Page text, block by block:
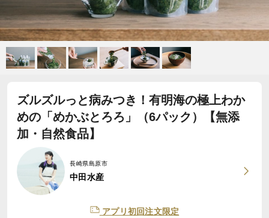
ズルズルっと病みつき！有明海の極上わか
めの「めかぶとろろ」（6パック）【無添
加・自然食品】
長崎県島原市
中田水産
アプリ初回注文限定